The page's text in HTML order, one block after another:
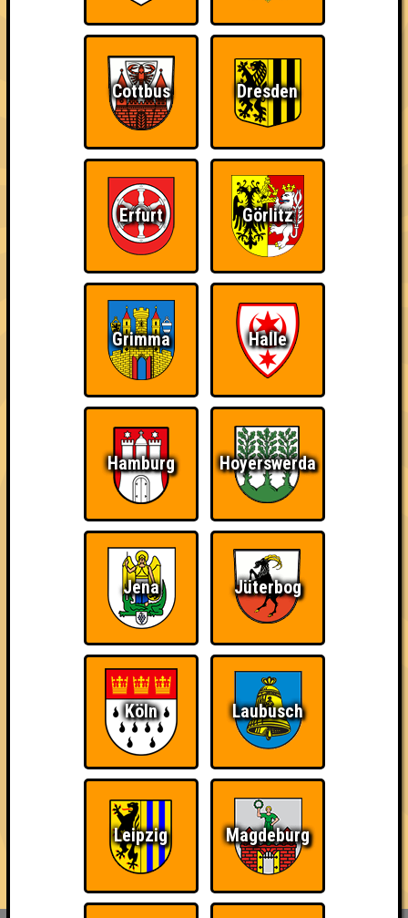
Angemeldete Teams
Wir dürfen euch die kleine aber feine "Nepomuk Quiznight" in
Plagwitz präsentieren.
Abwechselnd ausgetüftelt und präsentiert von unseren guten
Freunden Hiero, Felix, Eva & Richard erwarten euch fünf Runden
mit jeweils bis zu 10 Fragen in den verschiedensten Formen,
Farben und Schwierigkeitsgraden.
Der Platz ist begrenzt, also reserviert am besten schnell einen
Tisch für euer Team, das maximal aus acht Personen bestehen
darf - Link in der Bio!
...und wenn du Bock hast, auch mal ein Quiz zu hosten, dann
melde dich einfach bei uns - wir sind immer auf der Suche nach
neuen Quizmaster*innen 🥰
🌐 www.quizlabor.de
🏨 Nepomuk | Zschochersche Str. 57, 04229 Leipzig
📅 (fast) jede Woche
🕢 Einlass: 19:00 Uhr
🕗 Beginn: 19:30 Uhr
⁉ 5 Runden mit verschiedenen Kategorien
Cottbus Dresden
Erfurt Görlitz
Grimma Halle
Hamburg Hoyerswerda
Jena Jüterbog
Köln Laubusch
Leipzig Magdeburg